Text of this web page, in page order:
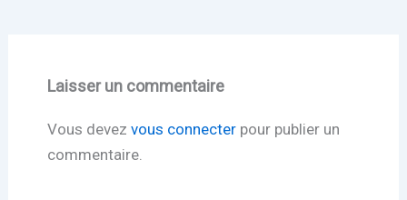
Laisser un commentaire
Vous devez vous connecterpour publier un
commentaire.